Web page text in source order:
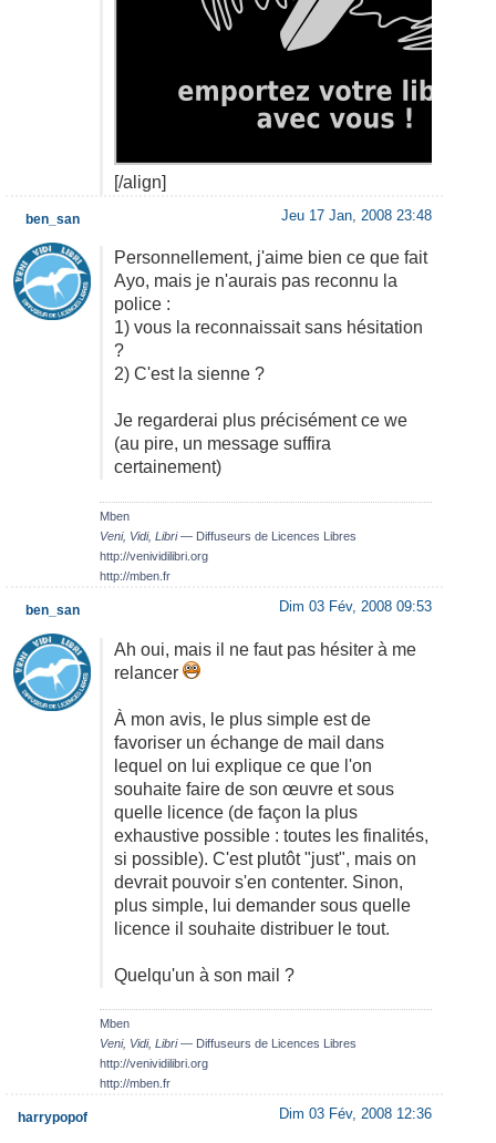
[/align]
Jeu 17 Jan, 2008 23:48
Personnellement, j'aime bien ce que fait
Ayo, mais je n'aurais pas reconnu la
police :
1) vous la reconnaissait sans hésitation
?
2) C'est la sienne ?
Je regarderai plus précisément ce we
(au pire, un message suffira
certainement)
Mben
Veni, Vidi, Libri— Diffuseurs de Licences Libres
http://venividilibri.org
http://mben.fr
ben_san
Dim 03 Fév, 2008 09:53
Ah oui, mais il ne faut pas hésiter à me
relancer
À mon avis, le plus simple est de
favoriser un échange de mail dans
lequel on lui explique ce que l'on
souhaite faire de son œuvre et sous
quelle licence (de façon la plus
exhaustive possible : toutes les finalités,
si possible). C'est plutôt "just", mais on
devrait pouvoir s'en contenter. Sinon,
plus simple, lui demander sous quelle
licence il souhaite distribuer le tout.
Quelqu'un à son mail ?
Mben
Veni, Vidi, Libri— Diffuseurs de Licences Libres
http://venividilibri.org
http://mben.fr
ben_san
Dim 03 Fév, 2008 12:36
harrypopof